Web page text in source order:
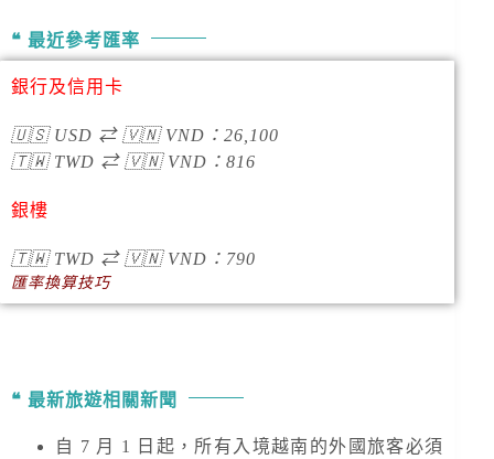
最近參考匯率
銀行及信用卡
🇺🇸USD ⇄ 🇻🇳VND ： 26,100
🇹🇼TWD ⇄ 🇻🇳VND ： 816
銀樓
🇹🇼TWD ⇄ 🇻🇳VND ：790
匯率換算技巧
最新旅遊相關新聞
自 7 月 1 日起，所有入境越南的外國旅客必須